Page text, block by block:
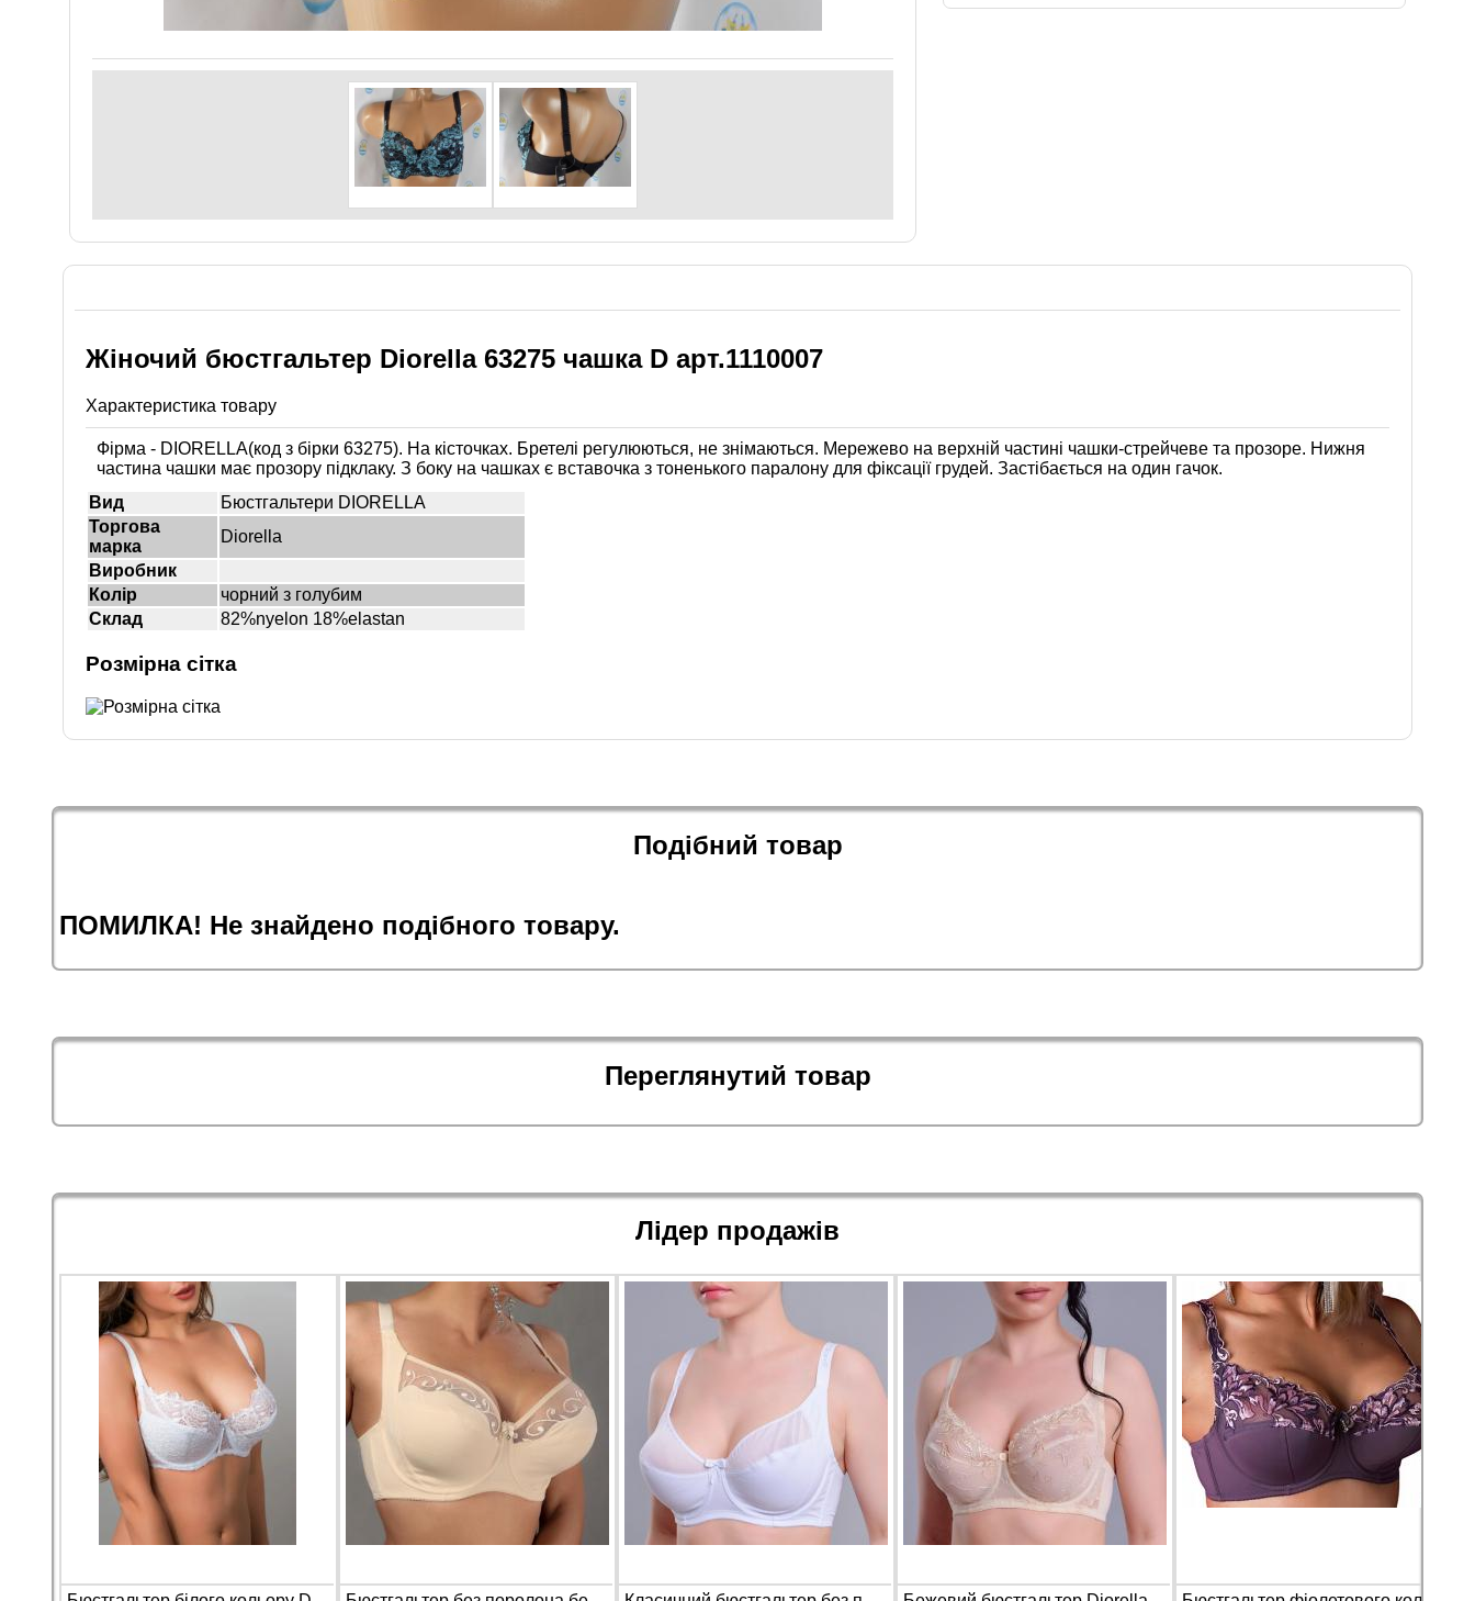
Жіночий бюстгальтер Diorella 63275 чашка D арт.1110007
Характеристика товару
Фірма - DIORELLA(код з бірки 63275). На кісточках. Бретелі регулюються, не знімаються. Мережево на верхній частині чашки-стрейчеве та прозоре. Нижня
частина чашки має прозору підклаку. З боку на чашках є вставочка з тоненького паралону для фіксації грудей. Застібається на один гачок.
Вид
Бюстгальтери DIORELLA
Торгова
марка
Diorella
Виробник
Колір
чорний з голубим
Склад
82%nyelon 18%elastan
Розмірна сітка
Подібний товар
ПОМИЛКА! Не знайдено подібного товару.
Переглянутий товар
Лідер продажів